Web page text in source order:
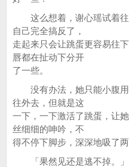
这么想着，谢心瑶试着往
自己完全搞反了，
走起来只会让跳蛋更容易往
唇都在扯动下分开
了一些。
没有办法，她只能小腹用
往外去，但就是这
一下，一下激活了跳蛋，让
丝细细的呻吟，不
得不停下脚步，深深地吸了两
「果然见还是逃不掉。」